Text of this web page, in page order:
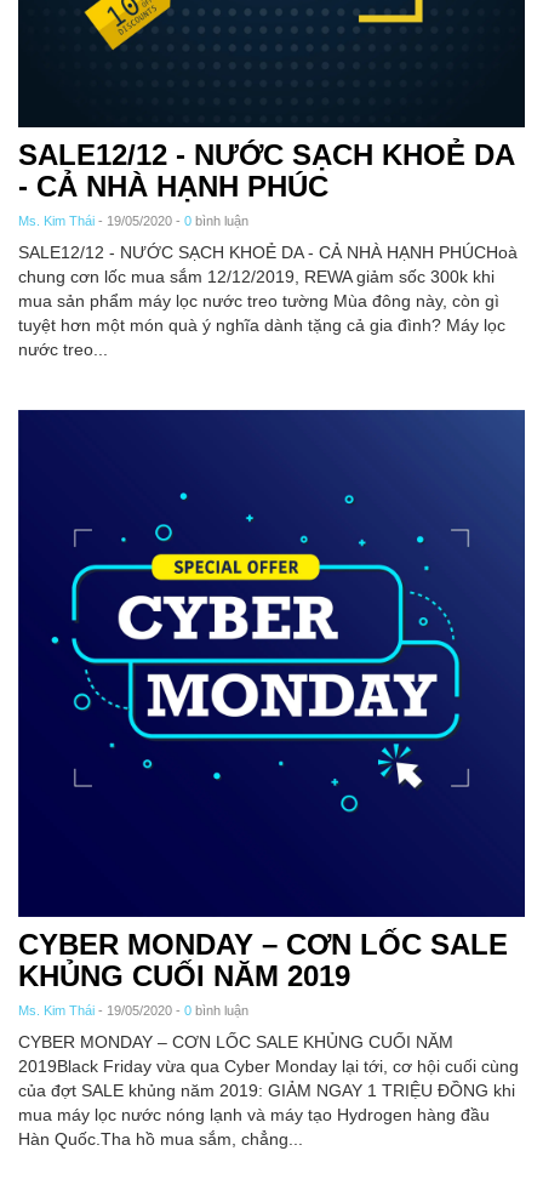
SALE12/12 - NƯỚC SẠCH KHOẺ DA
- CẢ NHÀ HẠNH PHÚC
Ms. Kim Thái - 19/05/2020 - 0 bình luận
SALE12/12 - NƯỚC SẠCH KHOẺ DA - CẢ NHÀ HẠNH PHÚCHoà
chung cơn lốc mua sắm 12/12/2019, REWA giảm sốc 300k khi
mua sản phẩm máy lọc nước treo tường Mùa đông này, còn gì
tuyệt hơn một món quà ý nghĩa dành tặng cả gia đình? Máy lọc
nước treo...
CYBER MONDAY – CƠN LỐC SALE
KHỦNG CUỐI NĂM 2019
Ms. Kim Thái - 19/05/2020 - 0 bình luận
CYBER MONDAY – CƠN LỐC SALE KHỦNG CUỐI NĂM
2019Black Friday vừa qua Cyber Monday lại tới, cơ hội cuối cùng
của đợt SALE khủng năm 2019: GIẢM NGAY 1 TRIỆU ĐỒNG khi
mua máy lọc nước nóng lạnh và máy tạo Hydrogen hàng đầu
Hàn Quốc.Tha hồ mua sắm, chẳng...